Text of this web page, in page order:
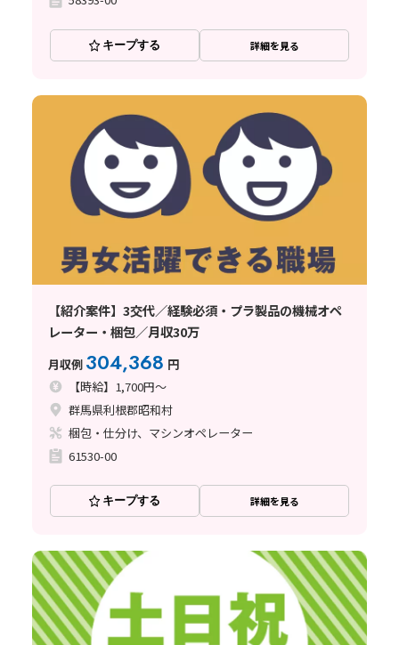
キープする 詳細を見る
【紹介案件】3交代／経験必須・プラ製品の機械オペ
レーター・梱包／月収30万
月収例 304,368 円
【時給】1,700円～
群馬県利根郡昭和村
梱包・仕分け、マシンオペレーター
61530-00
キープする 詳細を見る